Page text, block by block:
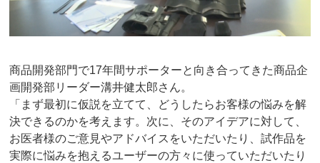
商品開発部門で17年間サポーターと向き合ってきた商品企
画開発部リーダー溝井健太郎さん。
「まず最初に仮説を立てて、どうしたらお客様の悩みを解
決できるのかを考えます。次に、そのアイデアに対して、
お医者様のご意見やアドバイスをいただいたり、試作品を
実際に悩みを抱えるユーザーの方々に使っていただいたり